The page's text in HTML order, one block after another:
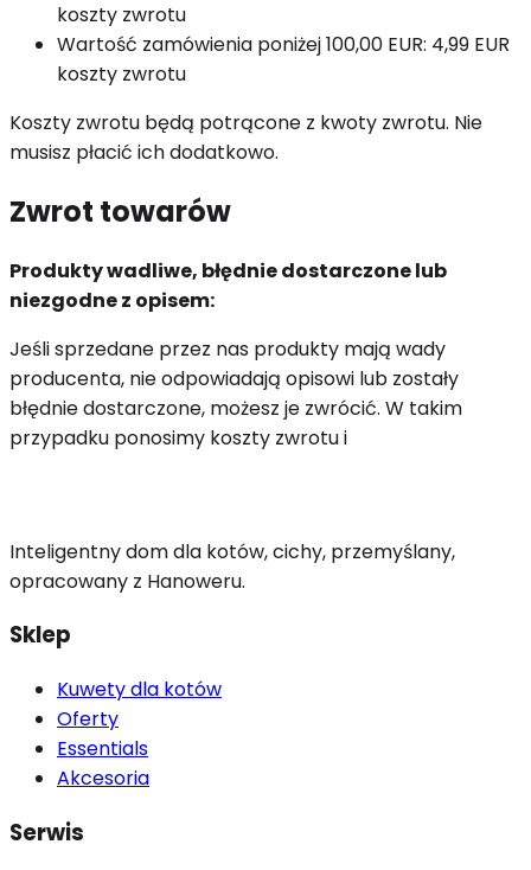
koszty zwrotu
Wartość zamówienia poniżej 100,00 EUR: 4,99 EUR
koszty zwrotu
Koszty zwrotu będą potrącone z kwoty zwrotu. Nie
musisz płacić ich dodatkowo.
Zwrot towarów
Produkty wadliwe, błędnie dostarczone lub
niezgodne z opisem:
Jeśli sprzedane przez nas produkty mają wady
producenta, nie odpowiadają opisowi lub zostały
błędnie dostarczone, możesz je zwrócić. W takim
przypadku ponosimy koszty zwrotu i
Inteligentny dom dla kotów, cichy, przemyślany,
opracowany z Hanoweru.
Sklep
Kuwety dla kotów
Oferty
Essentials
Akcesoria
Serwis